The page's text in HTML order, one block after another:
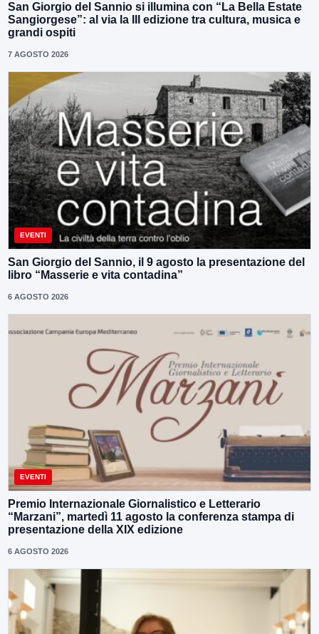
San Giorgio del Sannio si illumina con “La Bella Estate
Sangiorgese”: al via la III edizione tra cultura, musica e
grandi ospiti
7 AGOSTO 2026
EVENTI
San Giorgio del Sannio, il 9 agosto la presentazione del
libro “Masserie e vita contadina”
6 AGOSTO 2026
EVENTI
Premio Internazionale Giornalistico e Letterario
“Marzani”, martedì 11 agosto la conferenza stampa di
presentazione della XIX edizione
6 AGOSTO 2026